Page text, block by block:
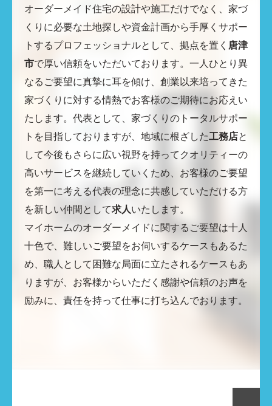
オーダーメイド住宅の設計や施工だけでなく、家づ
くりに必要な土地探しや資金計画から手厚くサポー
トするプロフェッショナルとして、拠点を置く 唐津
市で厚い信頼をいただいております。一人ひとり異
なるご要望に真摯に耳を傾け、創業以来培ってきた
家づくりに対する情熱でお客様のご期待にお応えい
たします。代表として、家づくりのトータルサポー
トを目指しておりますが、地域に根ざした工務店と
して今後もさらに広い視野を持ってクオリティーの
高いサービスを継続していくため、お客様のご要望
を第一に考える代表の理念に共感していただける方
を新しい仲間として求人いたします。
マイホームのオーダーメイドに関するご要望は十人
十色で、難しいご要望をお伺いするケースもあるた
め、職人として困難な局面に立たされるケースもあ
りますが、お客様からいただく感謝や信頼のお声を
励みに、責任を持って仕事に打ち込んでおります。